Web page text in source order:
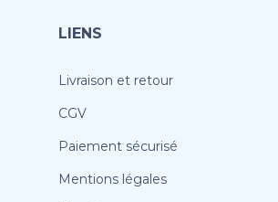
LIENS
Livraison et retour
CGV
Paiement sécurisé
Mentions légales